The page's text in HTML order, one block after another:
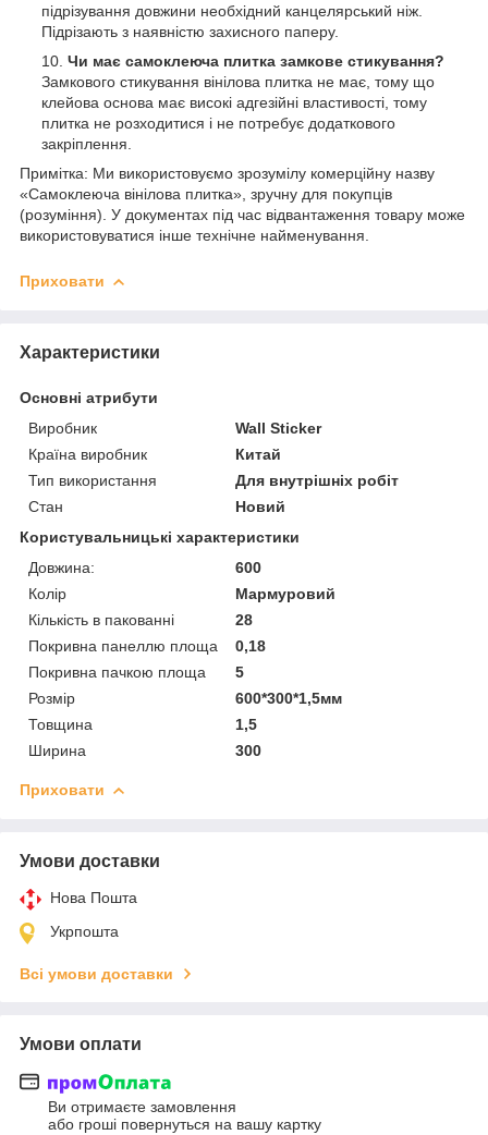
підрізування довжини необхідний канцелярський ніж.
Підрізають з наявністю захисного паперу.
Чи має самоклеюча плитка замкове стикування?
Замкового стикування вінілова плитка не має, тому що
клейова основа має високі адгезійні властивості, тому
плитка не розходитися і не потребує додаткового
закріплення.
Примітка: Ми використовуємо зрозумілу комерційну назву
«Самоклеюча вінілова плитка», зручну для покупців
(розуміння). У документах під час відвантаження товару може
використовуватися інше технічне найменування.
Приховати
Характеристики
Основні атрибути
Виробник
Wall Sticker
Країна виробник
Китай
Тип використання
Для внутрішніх робіт
Стан
Новий
Користувальницькі характеристики
Довжина:
600
Колір
Мармуровий
Кількість в пакованні
28
Покривна панеллю площа
0,18
Покривна пачкою площа
5
Розмір
600*300*1,5мм
Товщина
1,5
Ширина
300
Приховати
Умови доставки
Нова Пошта
Укрпошта
Всі умови доставки
Умови оплати
Ви отримаєте замовлення
або гроші повернуться на вашу картку